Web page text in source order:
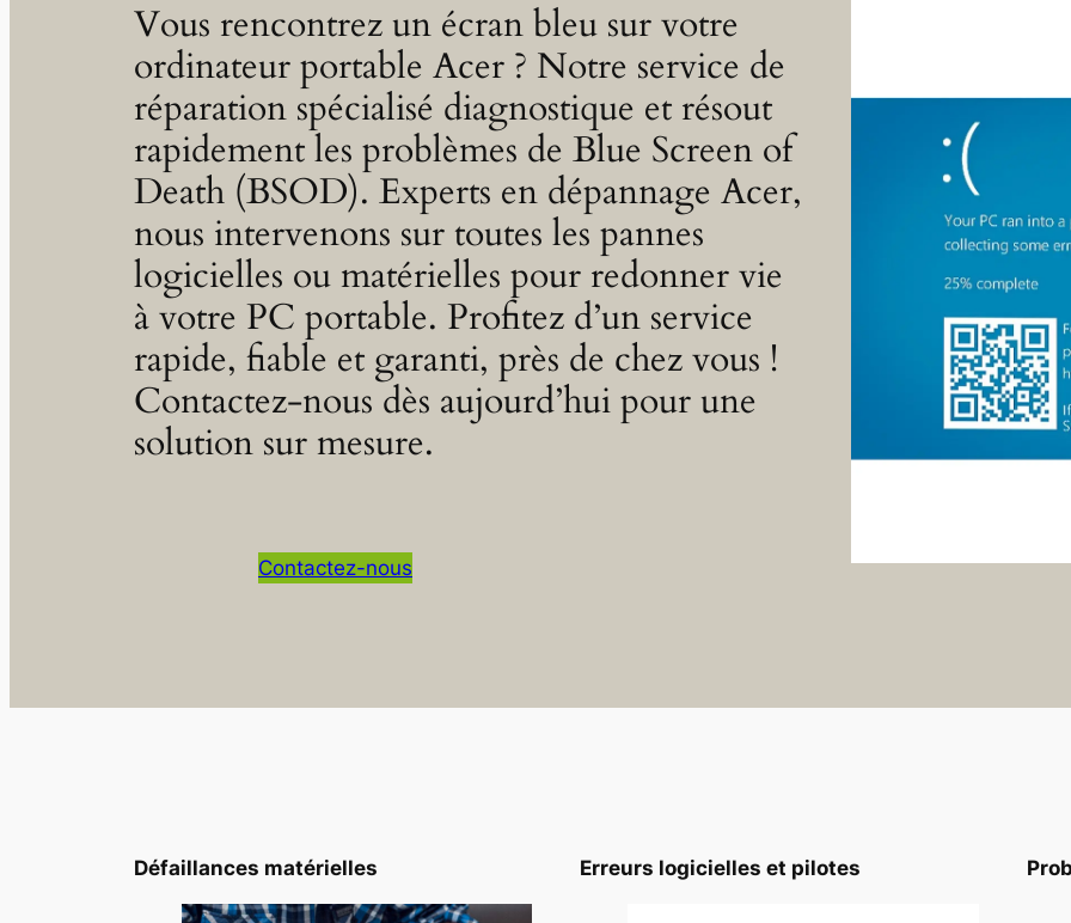
Vous rencontrez un écran bleu sur votre
ordinateur portable Acer ? Notre service de
réparation spécialisé diagnostique et résout
rapidement les problèmes de Blue Screen of
Death (BSOD). Experts en dépannage Acer,
nous intervenons sur toutes les pannes
logicielles ou matérielles pour redonner vie
à votre PC portable. Profitez d’un service
rapide, fiable et garanti, près de chez vous !
Contactez-nous dès aujourd’hui pour une
solution sur mesure.
Contactez-nous
Défaillances matérielles Erreurs logicielles et pilotes